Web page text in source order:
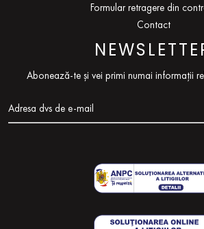
Formular retragere din
Contact
Abonează-te și vei primi numai informații